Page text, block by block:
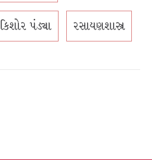
કિશોર પંડ્યા રસાયણશાસ્ત્ર